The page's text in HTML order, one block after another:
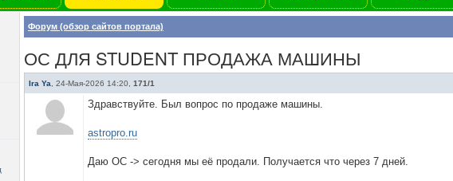
Форум (обзор сайтов портала)
ОС ДЛЯ STUDENT ПРОДАЖА МАШИНЫ
Ira Ya 24-Мая-2026 14:20 171/1
Здравствуйте. Был вопрос по продаже машины.
astropro.ru
Даю ОС -> сегодня мы её продали. Получается что через 7 дней.